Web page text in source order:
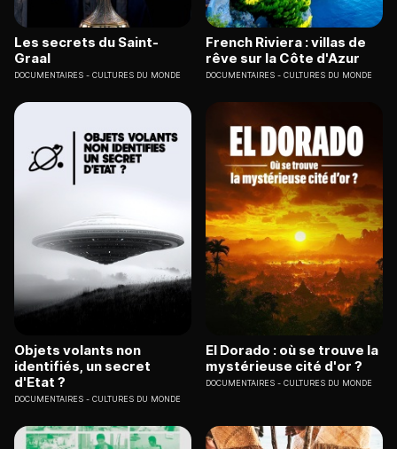
Les secrets du Saint-
Graal
DOCUMENTAIRES CULTURES DU MONDE
French Riviera : villas de
rêve sur la Côte d'Azur
DOCUMENTAIRES CULTURES DU MONDE
Objets volants non
identifiés, un secret
d'Etat ?
DOCUMENTAIRES CULTURES DU MONDE
El Dorado : où se trouve la
mystérieuse cité d'or ?
DOCUMENTAIRES CULTURES DU MONDE